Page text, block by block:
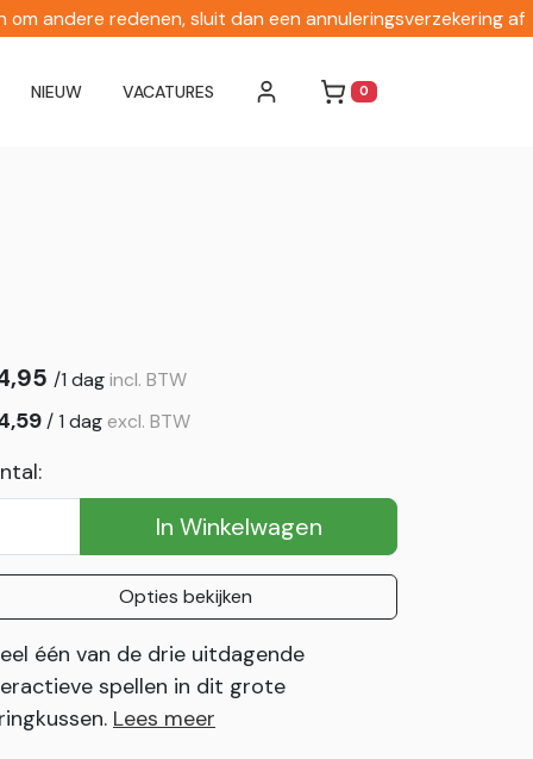
andere redenen, sluit dan een annuleringsverzekering af
NIEUW VACATURES WINKELWAGEN
0
/1 dagincl. BTW
/1 dag excl. BTW
In Winkelwagen
Opties bekijken
één van de drie uitdagende
spellen in dit grote
Lees meer